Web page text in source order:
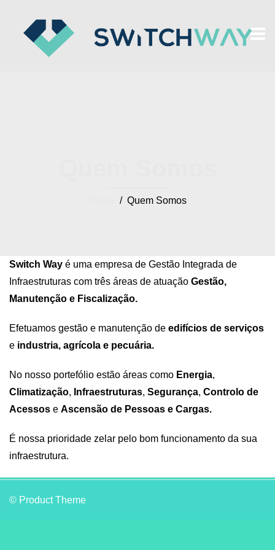
/ Quem Somos
Switch Way é uma empresa de Gestão Integrada de
Infraestruturas com três áreas de atuação Gestão,
Manutenção e Fiscalização.
Efetuamos gestão e manutenção de edifícios de serviços
e industria, agrícola e pecuária.
No nosso portefólio estão áreas como Energia,
Climatização, Infraestruturas, Segurança, Controlo de
Acessos e Ascensão de Pessoas e Cargas.
É nossa prioridade zelar pelo bom funcionamento da sua
infraestrutura.
© Product Theme